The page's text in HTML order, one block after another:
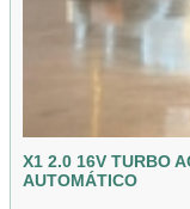
X1 2.0 16V TURBO
AUTOMÁTICO